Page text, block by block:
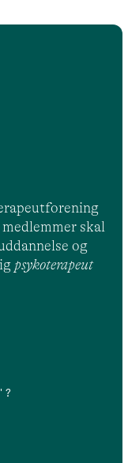
skal
og
psykoterapeut
?